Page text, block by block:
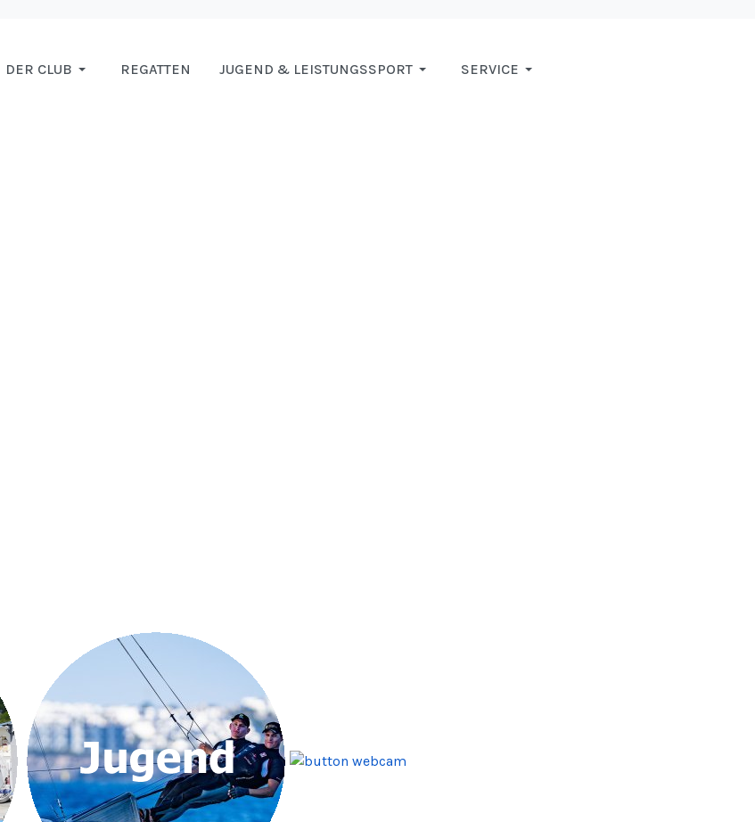
DER CLUB REGATTEN JUGEND & LEISTUNGSSPORT SERVICE